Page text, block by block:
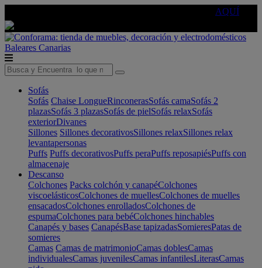
AQUÍ
Baleares Canarias
Sofás
Sofás Chaise LongueRinconerasSofás camaSofás 2
plazasSofás 3 plazasSofás de pielSofás relaxSofás
exteriorDivanes
Sillones Sillones decorativosSillones relaxSillones relax
levantapersonas
Puffs Puffs decorativosPuffs peraPuffs reposapiésPuffs con
almacenaje
Descanso
Colchones Packs colchón y canapéColchones
viscoelásticosColchones de muellesColchones de muelles
ensacadosColchones enrolladosColchones de
espumaColchones para bebéColchones hinchables
Canapés y bases CanapésBase tapizadasSomieresPatas de
somieres
Camas Camas de matrimonioCamas doblesCamas
individualesCamas juvenilesCamas infantilesLiterasCamas